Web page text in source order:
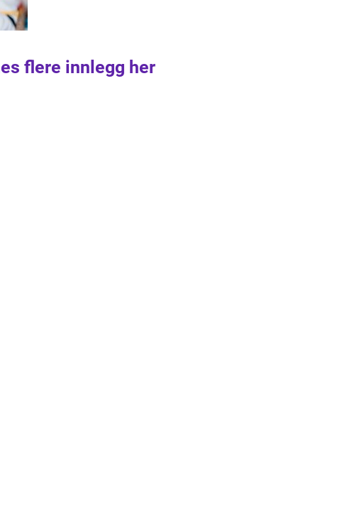
flere innlegg her